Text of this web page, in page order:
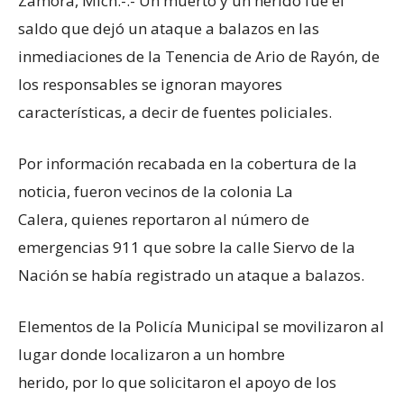
saldo que dejó un ataque a balazos en las
inmediaciones de la Tenencia de Ario de Rayón, de
los responsables se ignoran mayores
características, a decir de fuentes policiales.
Por información recabada en la cobertura de la
noticia, fueron vecinos de la colonia La
Calera, quienes reportaron al número de
emergencias 911 que sobre la calle Siervo de la
Nación se había registrado un ataque a balazos.
Elementos de la Policía Municipal se movilizaron al
lugar donde localizaron a un hombre
herido, por lo que solicitaron el apoyo de los